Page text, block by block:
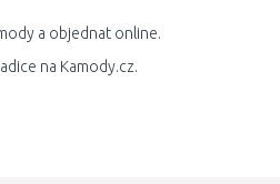
a objednat online.
na Kamody.cz.